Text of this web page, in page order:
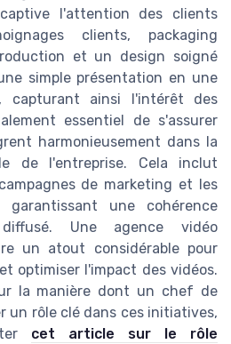
l'attention des clients
clients, packaging
et un design soigné
simple présentation en une
capturant ainsi l'intérêt des
essentiel de s'assurer
harmonieusement dans la
de l'entreprise. Cela inclut
de marketing et les
garantissant une cohérence
Une agence vidéo
un atout considérable pour
optimiser l'impact des vidéos.
la manière dont un chef de
un rôle clé dans ces initiatives,
cet article sur le rôle